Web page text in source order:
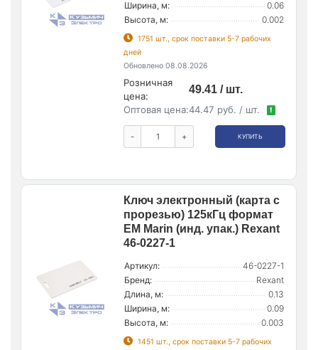
Ширина, м:
0.06
Высота, м:
0.002
1751 шт., срок поставки 5-7 рабочих
дней
Обновлено 08.08.2026
Розничная
цена:
49.41 / шт.
Оптовая цена:44.47 руб. / шт. !
- + КУПИТЬ
Ключ электронный (карта с
прорезью) 125кГц формат
EM Marin (инд. упак.) Rexant
46-0227-1
Артикул:
46-0227-1
Бренд:
Rexant
Длина, м:
0.13
Ширина, м:
0.09
Высота, м:
0.003
1451 шт., срок поставки 5-7 рабочих